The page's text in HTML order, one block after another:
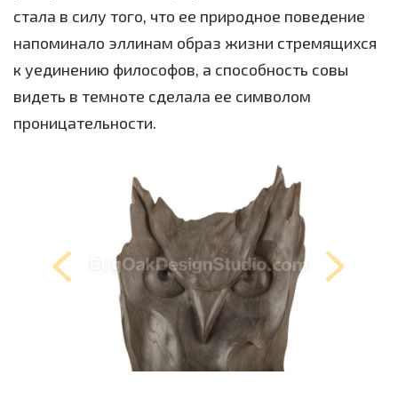
стала в силу тoгo, что ее природное поведение
напоминало эллинам образ жизни стремящихся
к уединению философов, а способность совы
видеть в темноте сделала ее символом
проницательности.